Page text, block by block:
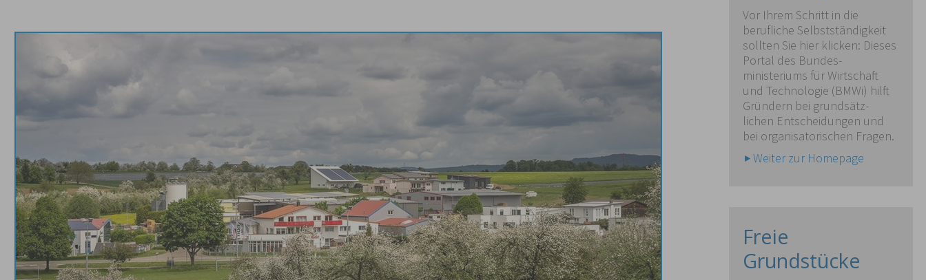
Vor Ihrem Schritt in die
berufliche Selbstständigkeit
sollten Sie hier klicken: Dieses
Portal des Bundes-
ministeriums für Wirtschaft
und Technologie (BMWi) hilft
Gründern bei grundsätz-
lichen Entscheidungen und
bei organisatorischen Fragen.
Weiter zur Homepage
Freie
Grundstücke